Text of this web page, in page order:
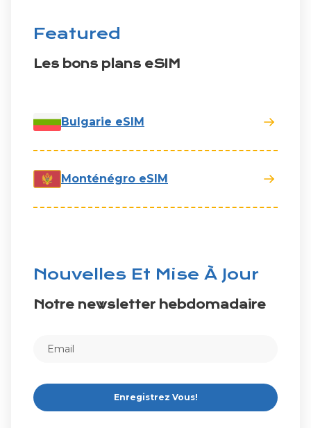
Featured
Les bons plans eSIM
Bulgarie eSIM
Monténégro eSIM
Nouvelles Et Mise À Jour
Notre newsletter hebdomadaire
Enregistrez Vous!